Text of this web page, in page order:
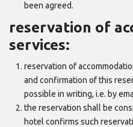
been agreed.
reservation of
services:
reservation of
and confirmation of this
possible in writing, i.e. by
the reservation shall be
hotel confirms such